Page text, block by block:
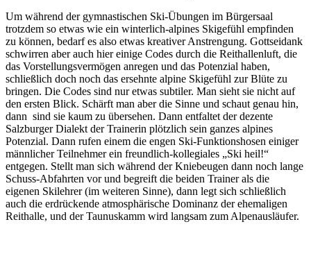
Um während der gymnastischen Ski-Übungen im Bürgersaal
trotzdem so etwas wie ein winterlich-alpines Skigefühl empfinden
zu können, bedarf es also etwas kreativer Anstrengung. Gottseidank
schwirren aber auch hier einige Codes durch die Reithallenluft, die
das Vorstellungsvermögen anregen und das Potenzial haben,
schließlich doch noch das ersehnte alpine Skigefühl zur Blüte zu
bringen. Die Codes sind nur etwas subtiler. Man sieht sie nicht auf
den ersten Blick. Schärft man aber die Sinne und schaut genau hin,
dann sind sie kaum zu übersehen. Dann entfaltet der dezente
Salzburger Dialekt der Trainerin plötzlich sein ganzes alpines
Potenzial. Dann rufen einem die engen Ski-Funktionshosen einiger
männlicher Teilnehmer ein freundlich-kollegiales „Ski heil!“
entgegen. Stellt man sich während der Kniebeugen dann noch lange
Schuss-Abfahrten vor und begreift die beiden Trainer als die
eigenen Skilehrer (im weiteren Sinne), dann legt sich schließlich
auch die erdrückende atmosphärische Dominanz der ehemaligen
Reithalle, und der Taunuskamm wird langsam zum Alpenausläufer.